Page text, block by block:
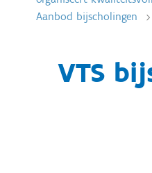
Aanbod bijscholingen
VTS